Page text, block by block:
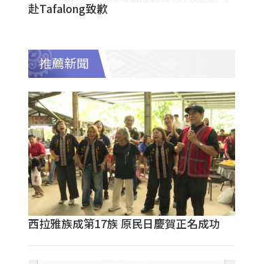
赴Tafalong致歉
推薦新聞
西拉雅族成第17族 原民日慶賀正名成功